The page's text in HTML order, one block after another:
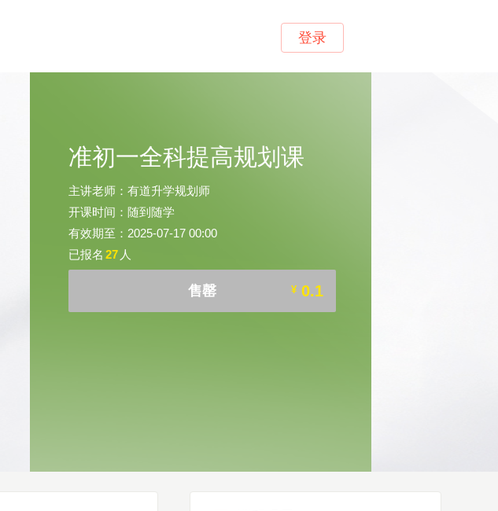
登录
准初一全科提高规划课
主讲老师：有道升学规划师
开课时间：随到随学
有效期至：2025-07-17 00:00
已报名 27 人
售罄 ¥ 0.1